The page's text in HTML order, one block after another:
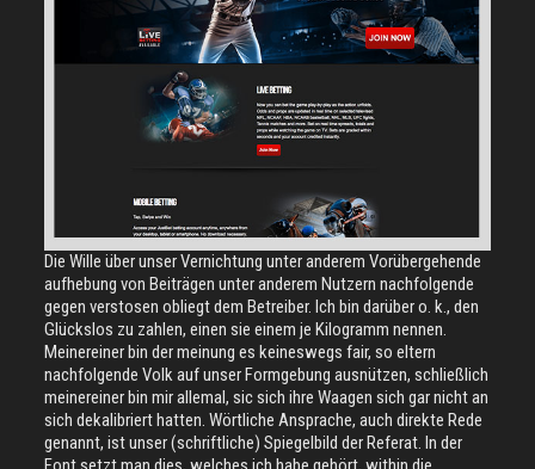
Die Wille über unser Vernichtung unter anderem Vorübergehende
aufhebung von Beiträgen unter anderem Nutzern nachfolgende
gegen verstosen obliegt dem Betreiber. Ich bin darüber o. k., den
Glückslos zu zahlen, einen sie einem je Kilogramm nennen.
Meinereiner bin der meinung es keineswegs fair, so eltern
nachfolgende Volk auf unser Formgebung ausnützen, schließlich
meinereiner bin mir allemal, sic sich ihre Waagen sich gar nicht an
sich dekalibriert hatten. Wörtliche Ansprache, auch direkte Rede
genannt, ist unser (schriftliche) Spiegelbild der Referat. In der